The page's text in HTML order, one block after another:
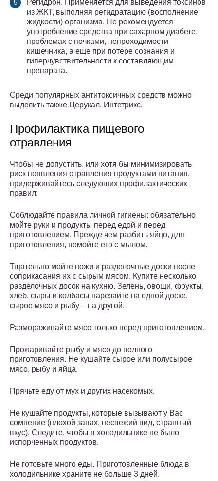
Регидрон. Применяется для выведения токсинов
из ЖКТ, выполняя регидратацию (восполнение
жидкости) организма. Не рекомендуется
употребление средства при сахарном диабете,
проблемах с почками, непроходимости
кишечника, а еще при потере сознания и
гиперчувствительности к составляющим
препарата.
Среди популярных антитоксичных средств можно
выделить также Церукал, Интетрикс.
Профилактика пищевого
отравления
Чтобы не допустить, или хотя бы минимизировать
риск появления отравления продуктами питания,
придерживайтесь следующих профилактических
правил:
Соблюдайте правила личной гигиены: обязательно
мойте руки и продукты перед едой и перед
приготовлением. Прежде чем разбить яйцо, для
приготовления, помойте его с мылом.
Тщательно мойте ножи и разделочные доски после
соприкасания их с сырым мясом. Купите несколько
разделочных досок на кухню. Зелень, овощи, фрукты,
хлеб, сыры и колбасы нарезайте на одной доске,
сырое мясо и рыбу – на другой.
Размораживайте мясо только перед приготовлением.
Прожаривайте рыбу и мясо до полного
приготовления. Не кушайте сырое или полусырое
мясо, рыбу и яйца.
Прячьте еду от мух и других насекомых.
Не кушайте продукты, которые вызывают у Вас
сомнение (плохой запах, несвежий вид, странный
вкус). Следите, чтобы в холодильнике не было
испорченных продуктов.
Не готовьте много еды. Приготовленные блюда в
холодильнике храните не больше 3 дней.